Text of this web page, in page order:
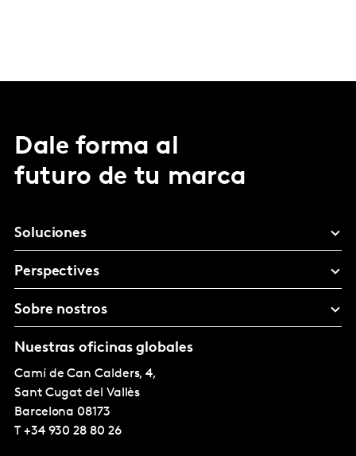
Dale forma al
futuro de tu marca
Soluciones
Perspectives
Sobre nostros
Nuestras oficinas globales
Camí de Can Calders, 4,
Sant Cugat del Vallès
Barcelona 08173
T +34 930 28 80 26